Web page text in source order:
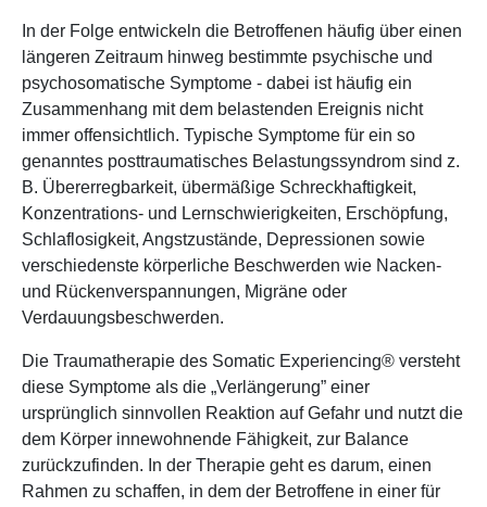
In der Folge entwickeln die Betroffenen häufig über einen
längeren Zeitraum hinweg bestimmte psychische und
psychosomatische Symptome - dabei ist häufig ein
Zusammenhang mit dem belastenden Ereignis nicht
immer offensichtlich. Typische Symptome für ein so
genanntes posttraumatisches Belastungssyndrom sind z.
B. Übererregbarkeit, übermäßige Schreckhaftigkeit,
Konzentrations- und Lernschwierigkeiten, Erschöpfung,
Schlaflosigkeit, Angstzustände, Depressionen sowie
verschiedenste körperliche Beschwerden wie Nacken-
und Rückenverspannungen, Migräne oder
Verdauungsbeschwerden.
Die Traumatherapie des Somatic Experiencing® versteht
diese Symptome als die „Verlängerung” einer
ursprünglich sinnvollen Reaktion auf Gefahr und nutzt die
dem Körper innewohnende Fähigkeit, zur Balance
zurückzufinden. In der Therapie geht es darum, einen
Rahmen zu schaffen, in dem der Betroffene in einer für